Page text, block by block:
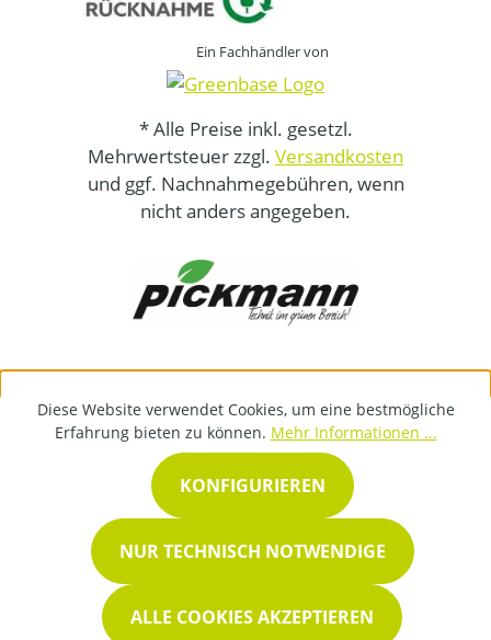
Ein Fachhändler von
* Alle Preise inkl. gesetzl.
Mehrwertsteuer zzgl. Versandkosten
und ggf. Nachnahmegebühren, wenn
nicht anders angegeben.
Diese Website verwendet Cookies, um eine bestmögliche
Erfahrung bieten zu können. Mehr Informationen ...
NUR TECHNISCH NOTWENDIGE
KONFIGURIEREN
ALLE COOKIES AKZEPTIEREN